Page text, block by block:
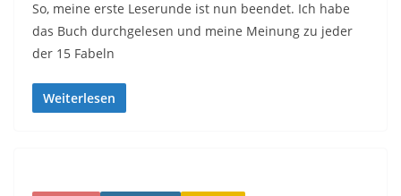
So, meine erste Leserunde ist nun beendet. Ich habe
das Buch durchgelesen und meine Meinung zu jeder
der 15 Fabeln
Weiterlesen